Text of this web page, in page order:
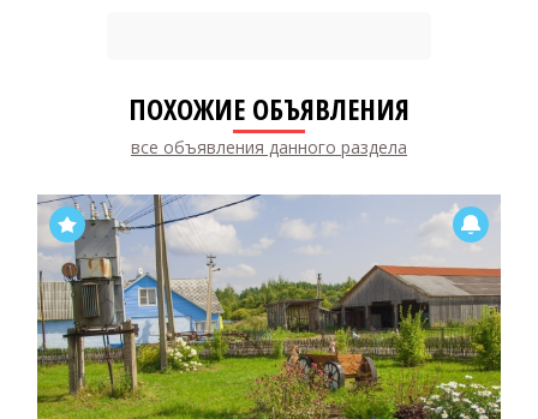
ПОХОЖИЕ ОБЪЯВЛЕНИЯ
все объявления данного раздела